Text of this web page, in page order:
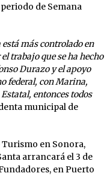
de Semana
está más controlado en
trabajo que se ha hecho
Durazo y el apoyo
federal, con Marina,
entonces todos
municipal de
Turismo en Sonora,
arrancará el 3 de
en Puerto